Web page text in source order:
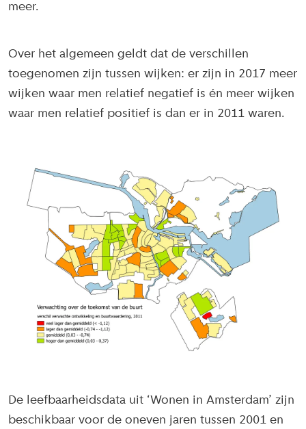
meer.
Over het algemeen geldt dat de verschillen
toegenomen zijn tussen wijken: er zijn in 2017 meer
wijken waar men relatief negatief is én meer wijken
waar men relatief positief is dan er in 2011 waren.
De leefbaarheidsdata uit ‘Wonen in Amsterdam’ zijn
beschikbaar voor de oneven jaren tussen 2001 en